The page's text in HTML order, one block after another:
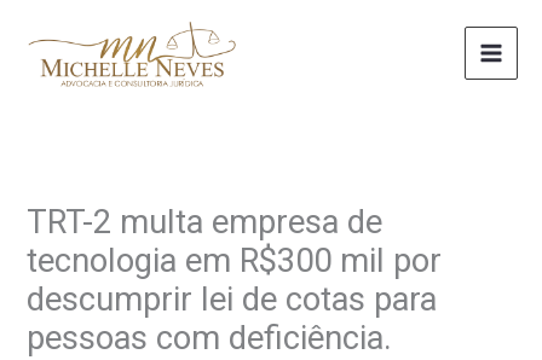
para
TRT-2 multa empresa de
tecnologia em R$300 mil por
descumprir lei de cotas para
pessoas com deficiência.